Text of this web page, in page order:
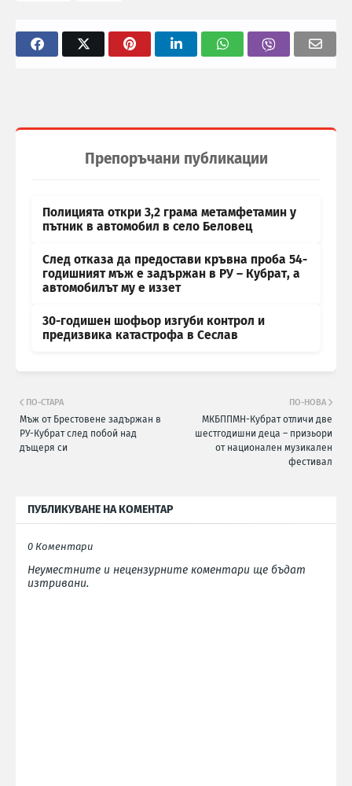
Препоръчани публикации
Полицията откри 3,2 грама метамфетамин у
пътник в автомобил в село Беловец
След отказа да предостави кръвна проба 54-
годишният мъж е задържан в РУ – Кубрат, а
автомобилът му е иззет
30-годишен шофьор изгуби контрол и
предизвика катастрофа в Сеслав
ПО-НОВА
МКБППМН-Кубрат отличи две
шестгодишни деца – призьори
от национален музикален
фестивал
ПО-СТАРА
Мъж от Брестовене задържан в
РУ-Кубрат след побой над
дъщеря си
ПУБЛИКУВАНЕ НА КОМЕНТАР
0 Коментари
Неуместните и нецензурните коментари ще бъдат
изтривани.